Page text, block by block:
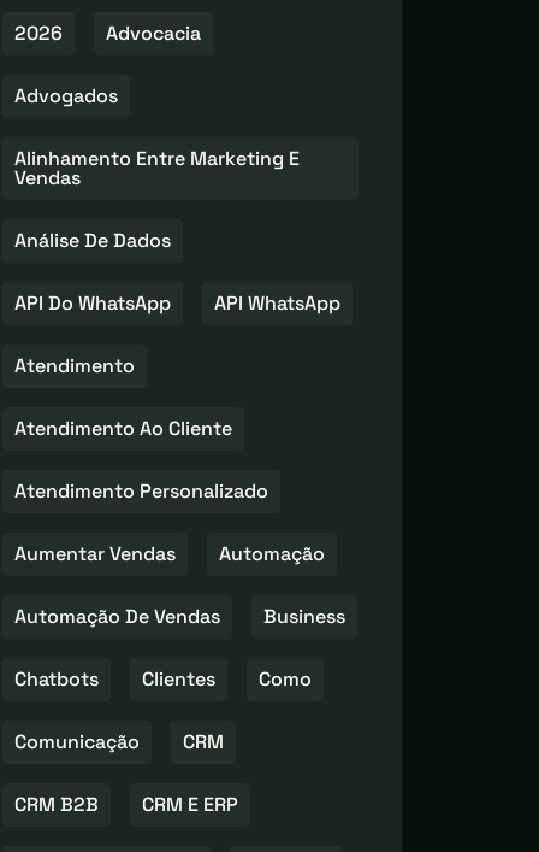
2026 Advocacia
Advogados
Alinhamento Entre Marketing E
Vendas
Análise De Dados
API Do WhatsApp API WhatsApp
Atendimento
Atendimento Ao Cliente
Atendimento Personalizado
Aumentar Vendas Automação
Automação De Vendas Business
Chatbots Clientes Como
Comunicação CRM
CRM B2B CRM E ERP